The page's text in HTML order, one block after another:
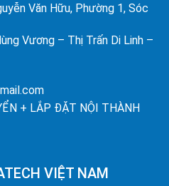
Văn Hữu, Phường 1, Sóc
Vương – Thị Trấn Di Linh –
+ LẮP ĐẶT NỘI THÀNH
VIỆT NAM